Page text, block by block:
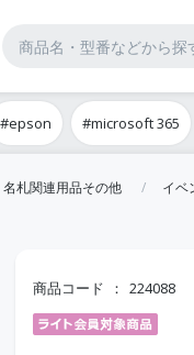
#epson #microsoft 365
札関連用品その他 イ
商品コード 224088